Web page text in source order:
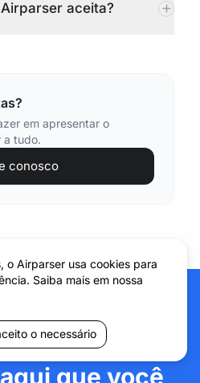
o Airparser usa cookies para
Saiba mais em nossa
o necessário
aceita?
em apresentar o
a tudo.
conosco
seu
que você